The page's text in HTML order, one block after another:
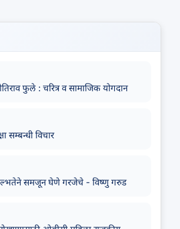
फुले : चरित्र व सामाजिक योगदान
सम्बन्धी विचार
समजून घेणे गरजेचे - विष्णु गरुड